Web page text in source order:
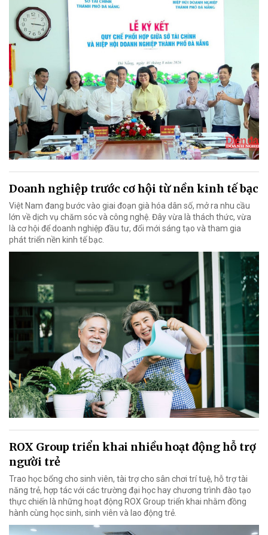
Doanh nghiệp trước cơ hội từ nền kinh tế bạc
Việt Nam đang bước vào giai đoạn già hóa dân số, mở ra nhu cầu
lớn về dịch vụ chăm sóc và công nghệ. Đây vừa là thách thức, vừa
là cơ hội để doanh nghiệp đầu tư, đổi mới sáng tạo và tham gia
phát triển nền kinh tế bạc.
ROX Group triển khai nhiều hoạt động hỗ trợ
người trẻ
Trao học bổng cho sinh viên, tài trợ cho sân chơi trí tuệ, hỗ trợ tài
năng trẻ, hợp tác với các trường đại học hay chương trình đào tạo
thực chiến là những hoạt động ROX Group triển khai nhằm đồng
hành cùng học sinh, sinh viên và lao động trẻ.